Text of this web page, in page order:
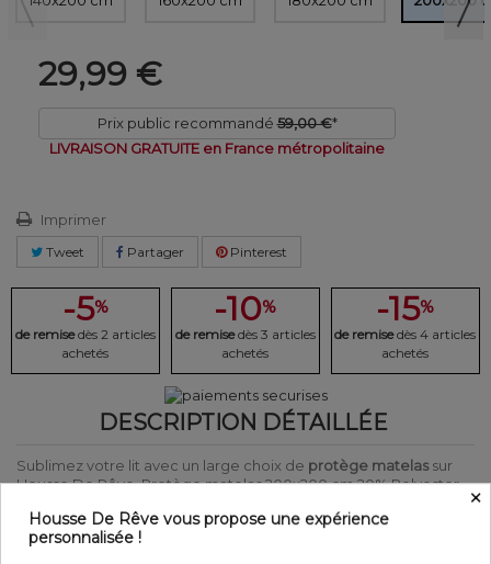
29,99 €
Prix public recommandé 59,00 €*
LIVRAISON GRATUITE en France métropolitaine
Imprimer
Tweet Partager Pinterest
-5%
de remise dès 2 articles
achetés
-10%
de remise dès 3 articles
achetés
-15%
de remise dès 4 articles
achetés
DESCRIPTION DÉTAILLÉE
Sublimez votre lit avec un large choix de protège matelassur
Housse De Rêve. Protège matelas 200x200 cm 20% Polyester -
Produit certifié Oeko-Tex® : Garantit que les articles testés et
certifiés ne présentent pas de substances nocives pouvant nuire
×
Housse De Rêve vous propose une expérience
personnalisée !